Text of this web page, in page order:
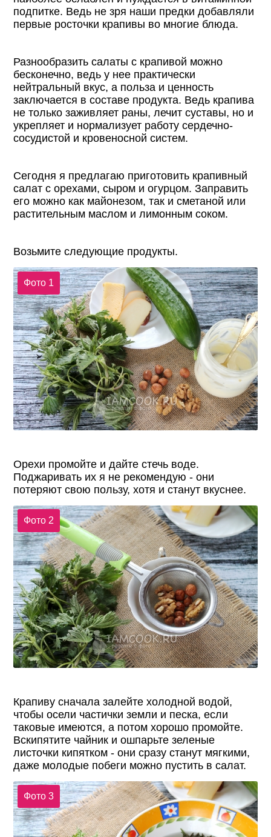
подпитке. Ведь не зря наши предки добавляли
первые росточки крапивы во многие блюда.
Разнообразить салаты с крапивой можно
бесконечно, ведь у нее практически
нейтральный вкус, а польза и ценность
заключается в составе продукта. Ведь крапива
не только заживляет раны, лечит суставы, но и
укрепляет и нормализует работу сердечно-
сосудистой и кровеносной систем.
Сегодня я предлагаю приготовить крапивный
салат с орехами, сыром и огурцом. Заправить
его можно как майонезом, так и сметаной или
растительным маслом и лимонным соком.
Возьмите следующие продукты.
Фото 1
Орехи промойте и дайте стечь воде.
Поджаривать их я не рекомендую - они
потеряют свою пользу, хотя и станут вкуснее.
Фото 2
Крапиву сначала залейте холодной водой,
чтобы осели частички земли и песка, если
таковые имеются, а потом хорошо промойте.
Вскипятите чайник и ошпарьте зеленые
листочки кипятком - они сразу станут мягкими,
даже молодые побеги можно пустить в салат.
Фото 3